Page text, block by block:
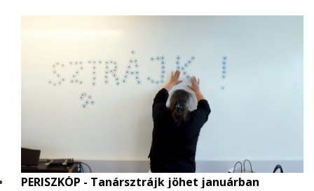
PERISZKÓP - Tanársztrájk jöhet januárban